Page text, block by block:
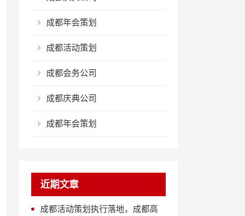
成都年会策划
成都活动策划
成都会务公司
成都庆典公司
成都年会策划
近期文章
成都活动策划执行落地，成都高